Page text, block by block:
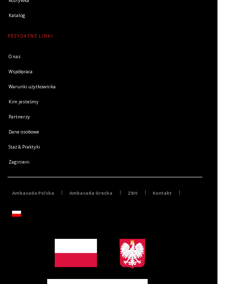
Katalog
PRZYDATNE LINKI
O nas
Współpraca
Warunki użytkownika
Kim jesteśmy
Partnerzy
Dane osobowe
Staż & Praktyki
Zaginieni
Ambasada Polska Ambasada Grecka ZBH Kontakt